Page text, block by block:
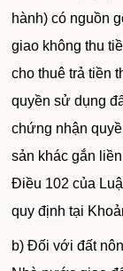
hành) có nguồn
giao không thu
cho thuê trả tiền
quyền sử dụng
chứng nhận
sản khác gắn
Điều 102 của
quy định tại
b) Đối với đất